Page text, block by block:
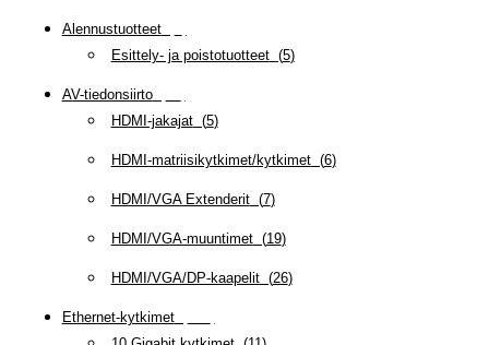
Alennustuotteet(
Esittely- ja poistotuotteet(5)
AV-tiedonsiirto(
HDMI-jakajat(5)
HDMI-matriisikytkimet/kytkimet(6)
HDMI/VGA Extenderit(7)
HDMI/VGA-muuntimet(19)
HDMI/VGA/DP-kaapelit(26)
Ethernet-kytkimet(